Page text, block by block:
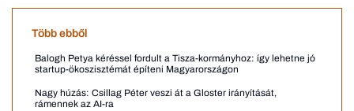
Több ebből
Balogh Petya kéréssel fordult a Tisza-kormányhoz: így lehetne jó
startup-ökoszisztémát építeni Magyarországon
Nagy húzás: Csillag Péter veszi át a Gloster irányítását,
rámennek az AI-ra